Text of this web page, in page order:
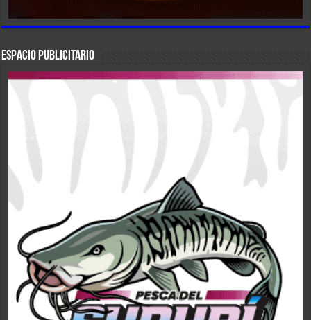
ESPACIO PUBLICITARIO